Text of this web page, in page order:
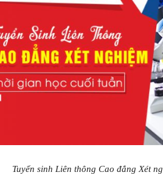
Tuyển sinh Liên thông Cao đẳng Xét